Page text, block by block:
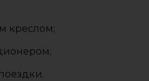
креслом;